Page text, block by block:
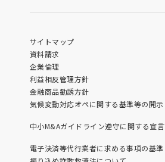
サイトマップ
資料請求
企業倫理
利益相反管理方針
金融商品勧誘方針
気候変動対応オペに関する基準等の開示
中小M&Aガイドライン遵守に関する宣言
電子決済等代行業者に求める事項の基準